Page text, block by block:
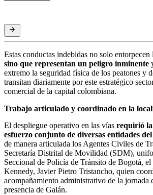
Estas conductas indebidas no solo
sino que representan un peligro inminente
extremo la seguridad física de los peatones y
transitan diariamente por este estratégico
comercial de la capital colombiana.
Trabajo articulado y coordinado en la
El despliegue operativo en las vías requirió
esfuerzo conjunto de diversas entidades
de manera articulada los Agentes Civiles de
Secretaría Distrital de Movilidad (SDM),
Seccional de Policía de Tránsito de Bogotá,
Kennedy, Javier Pietro Tristancho, quien
acompañamiento administrativo de la jornada
presencia de Galán.